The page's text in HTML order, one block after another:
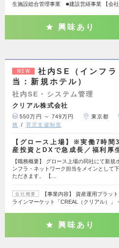
生施設総合管理事業 ■建設営繕事業 【会
興味あり
NEW
社内SE（インフラ
当：新規ホテル）
社内SE・システム管理
クリアル株式会社
550万円 ～ 749万円 東京都
務
育児支援制度
【グロース上場】※実働7時間
産投資とDXで急成長／福利厚
【職務概要】 グロース上場の同社にて新規
ンフラ・ネットワーク担当をメインとして
ただきます。 【…
会社概要
【事業内容】 資産運用プラッ
ラインマーケット「CREAL（クリアル）」
興味あり